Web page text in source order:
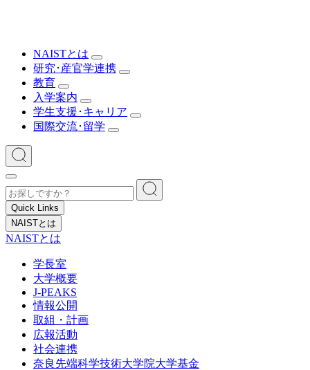
NAISTとは
研究･産官学連携
教育
入学案内
学生支援･キャリア
国際交流･留学
Quick Links
NAISTとは
NAISTとは
学長室
大学概要
J-PEAKS
情報公開
取組・計画
広報活動
社会連携
奈良先端科学技術大学院大学基金